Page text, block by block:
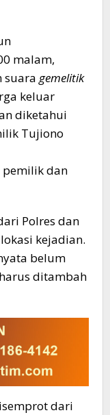
malam,
suara gemelitik
keluar
diketahui
Tujiono
dan
Polres dan
kejadian.
belum
ditambah
dari